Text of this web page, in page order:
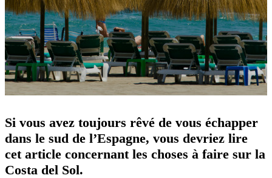
Si vous avez toujours rêvé de vous échapper
dans le sud de l’Espagne, vous devriez lire
cet article concernant les choses à faire sur la
Costa del Sol.